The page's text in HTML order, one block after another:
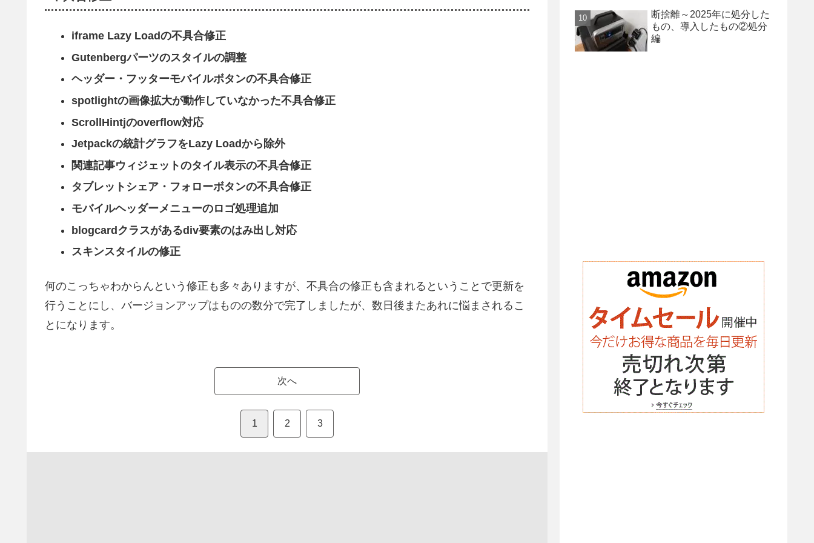
iframe Lazy Loadの不具合修正
Gutenbergパーツのスタイルの調整
ヘッダー・フッターモバイルボタンの不具合修正
spotlightの画像拡大が動作していなかった不具合修正
ScrollHintjのoverflow対応
Jetpackの統計グラフをLazy Loadから除外
関連記事ウィジェットのタイル表示の不具合修正
タブレットシェア・フォローボタンの不具合修正
モバイルヘッダーメニューのロゴ処理追加
blogcardクラスがあるdiv要素のはみ出し対応
スキンスタイルの修正
何のこっちゃわからんという修正も多々ありますが、不具合の修正も含まれるということで更新を
行うことにし、バージョンアップはものの数分で完了しましたが、数日後またあれに悩まされるこ
とになります。
次へ
1 2 3
断捨離～2025年に処分した
もの、導入したもの②処分
編